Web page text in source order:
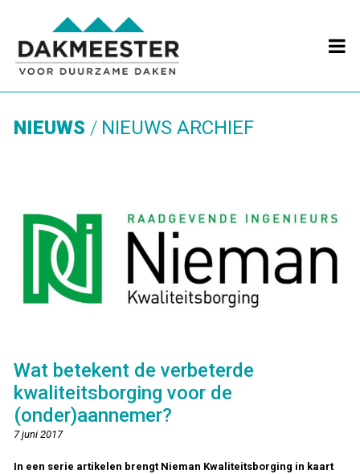

NIEUWS NIEUWS ARCHIEF
Wat betekent de verbeterde
kwaliteitsborging voor de
(onder)aannemer?
7 juni 2017
In een serie artikelen brengt Nieman Kwaliteitsborging in kaart